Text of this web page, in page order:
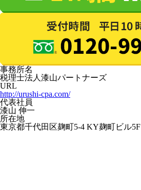
事務所名
税理士法人漆山パートナーズ
URL
http://urushi-cpa.com/
代表社員
漆山 伸一
所在地
東京都千代田区麹町5-4 KY麹町ビル5F